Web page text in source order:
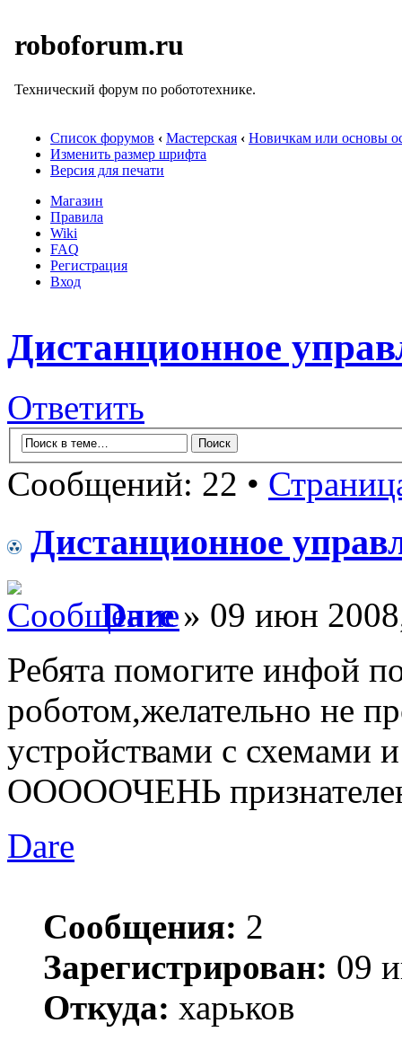
roboforum.ru
Технический форум по робототехнике.
Список форумов ‹ Мастерская ‹ Новичкам или основы
Изменить размер шрифта
Версия для печати
Магазин
Правила
Wiki
FAQ
Регистрация
Вход
Дистанционное
Ответить
Сообщений: 22 •
Дистанционное
Dare» 09 июн
Ребята помогите инфой
роботом,желательно не
устройствами с схемами
ОООООЧЕНЬ
Dare
Сообщения: 2
Зарегистрирован: 09
Откуда: харьков